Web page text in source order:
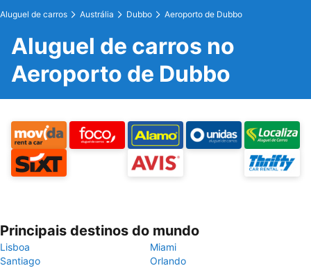
Aluguel de carros Austrália Dubbo Aeroporto de Dubbo
Aluguel de carros no
Aeroporto de Dubbo
Principais destinos do mundo
Lisboa
Miami
Santiago
Orlando